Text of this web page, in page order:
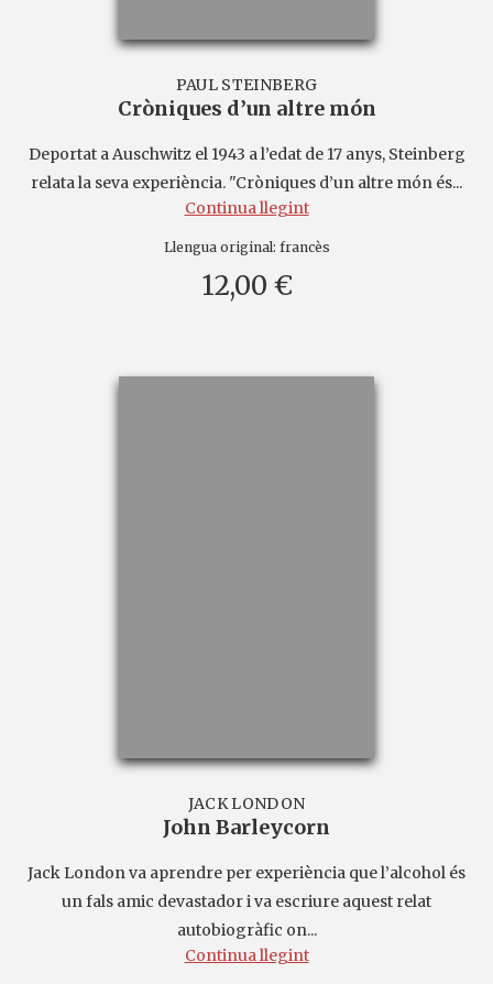
PAUL STEINBERG
Cròniques d’un altre món
Deportat a Auschwitz el 1943 a l’edat de 17 anys, Steinberg
relata la seva experiència. "Cròniques d’un altre món és...
Continua llegint
Llengua original: francès
12,00 €
JACK LONDON
John Barleycorn
Jack London va aprendre per experiència que l’alcohol és
un fals amic devastador i va escriure aquest relat
autobiogràfic on...
Continua llegint